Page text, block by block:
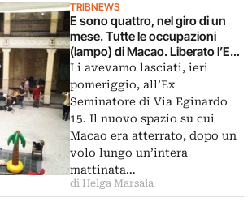
TRIBNEWS
E sono quattro, nel giro di un
mese. Tutte le occupazioni
(lampo) di Macao. Liberato l’Ex
Macello di Viale Molise. Entrano
e ci restano, stavolta a lungo.
Parola di macachi
Li avevamo lasciati, ieri
pomeriggio, all’Ex
Seminatore di Via Eginardo
15. Il nuovo spazio su cui
Macao era atterrato, dopo un
volo lungo un’intera
mattinata…
di Helga Marsala